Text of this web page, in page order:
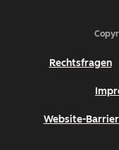
Rechtsfragen
Website-